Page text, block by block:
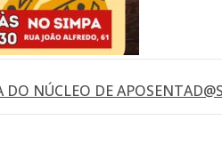
DO NÚCLEO DE